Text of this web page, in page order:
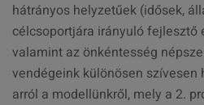
hátrányos helyzetűek (idősek,
célcsoportjára irányuló fejlesztő
valamint az önkéntesség
vendégeink különösen
arról a modellünkről, mely a 2.